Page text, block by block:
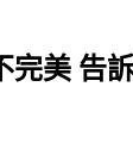
完美 告